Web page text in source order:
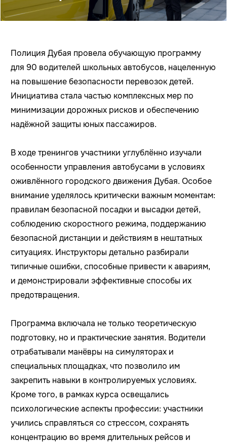
Полиция Дубая провела обучающую программу
для 90 водителей школьных автобусов, нацеленную
на повышение безопасности перевозок детей.
Инициатива стала частью комплексных мер по
минимизации дорожных рисков и обеспечению
надёжной защиты юных пассажиров.
В ходе тренингов участники углублённо изучали
особенности управления автобусами в условиях
оживлённого городского движения Дубая. Особое
внимание уделялось критически важным моментам:
правилам безопасной посадки и высадки детей,
соблюдению скоростного режима, поддержанию
безопасной дистанции и действиям в нештатных
ситуациях. Инструкторы детально разбирали
типичные ошибки, способные привести к авариям,
и демонстрировали эффективные способы их
предотвращения.
Программа включала не только теоретическую
подготовку, но и практические занятия. Водители
отрабатывали манёвры на симуляторах и
специальных площадках, что позволило им
закрепить навыки в контролируемых условиях.
Кроме того, в рамках курса освещались
психологические аспекты профессии: участники
учились справляться со стрессом, сохранять
концентрацию во время длительных рейсов и